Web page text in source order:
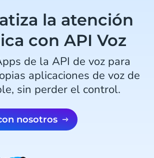
la atención
con API Voz
de la API de voz para
aplicaciones de voz de
sin perder el control.
nosotros